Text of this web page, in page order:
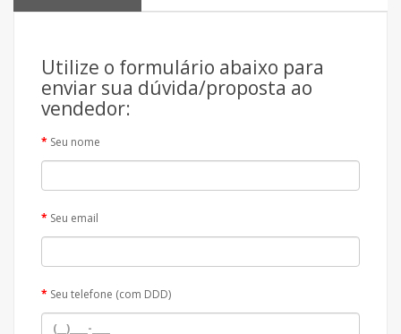
Utilize o formulário abaixo para
enviar sua dúvida/proposta ao
vendedor:
Seu nome
Seu email
Seu telefone (com DDD)